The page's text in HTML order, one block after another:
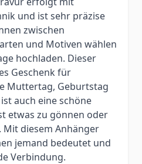
und ist sehr präzise
zwischen
und Motiven wählen
hochladen. Dieser
Geschenk für
Muttertag, Geburtstag
auch eine schöne
etwas zu gönnen oder
Mit diesem Anhänger
jemand bedeutet und
Verbindung.